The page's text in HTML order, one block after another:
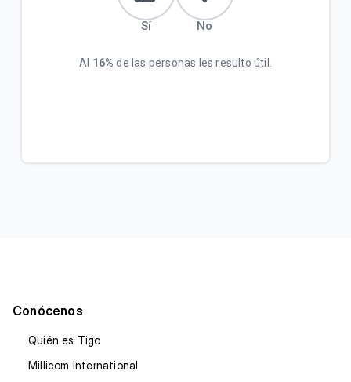
Sí No
Al 16% de las personas les resulto útil.
Conócenos
Quién es Tigo
Millicom International